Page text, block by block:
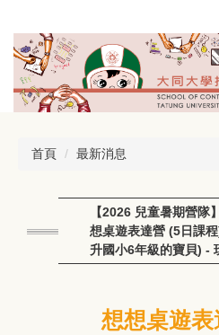
到
主
內
首頁
最新消息
【2026 兒童暑期營
想桌遊表達營 (5日課
升國小6年級的寶貝) -
想想桌遊表